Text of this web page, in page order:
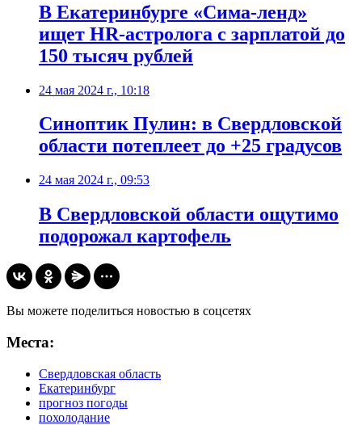
В Екатеринбурге «Сима-ленд»
ищет HR-астролога с зарплатой до
150 тысяч рублей
24 мая 2024 г., 10:18
Синоптик Пулин: в Свердловской
области потеплеет до +25 градусов
24 мая 2024 г., 09:53
В Свердловской области ощутимо
подорожал картофель
Вы можете поделиться новостью в соцсетях
Места:
Свердловская область
Екатеринбург
прогноз погоды
похолодание